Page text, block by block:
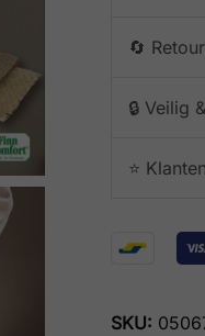
🔄
🔒 Veilig
⭐️
SKU: